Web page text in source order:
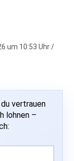
um 10:53 Uhr /
vertrauen
lohnen –